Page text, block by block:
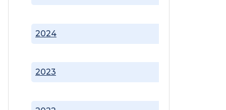
2023
2024